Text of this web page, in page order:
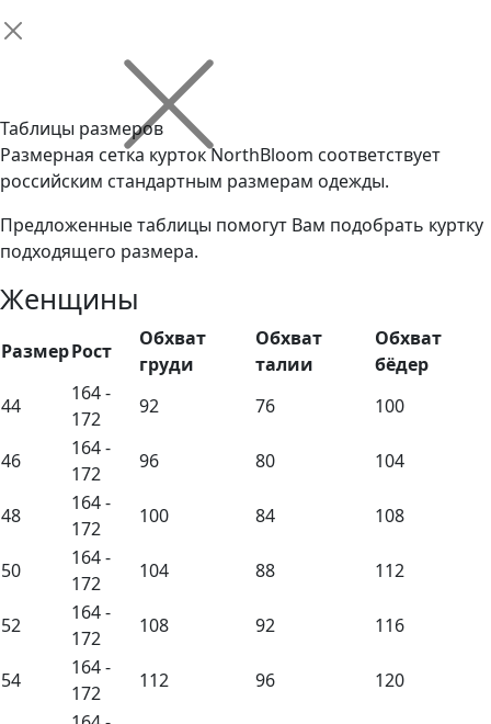
Таблицы размеров
Размерная сетка курток NorthBloom соответствует
российским стандартным размерам одежды.
Предложенные таблицы помогут Вам подобрать куртку
подходящего размера.
Женщины
РазмерРост
Обхват
груди
Обхват
талии
Обхват
бёдер
44
164 -
172
92 76 100
46
164 -
172
96 80 104
48
164 -
172
100 84 108
50
164 -
172
104 88 112
52
164 -
172
108 92 116
54
164 -
172
112 96 120